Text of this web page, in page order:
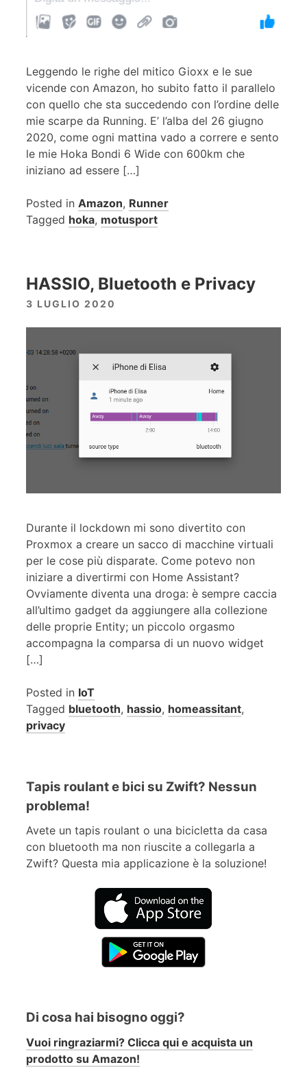
Leggendo le righe del mitico Gioxx e le sue
vicende con Amazon, ho subito fatto il parallelo
con quello che sta succedendo con l’ordine delle
mie scarpe da Running. E’ l’alba del 26 giugno
2020, come ogni mattina vado a correre e sento
le mie Hoka Bondi 6 Wide con 600km che
iniziano ad essere […]
Posted in Amazon, Runner
Tagged hoka, motusport
HASSIO, Bluetooth e Privacy
3 LUGLIO 2020
Durante il lockdown mi sono divertito con
Proxmox a creare un sacco di macchine virtuali
per le cose più disparate. Come potevo non
iniziare a divertirmi con Home Assistant?
Ovviamente diventa una droga: è sempre caccia
all’ultimo gadget da aggiungere alla collezione
delle proprie Entity; un piccolo orgasmo
accompagna la comparsa di un nuovo widget
[…]
Posted in IoT
Tagged bluetooth, hassio, homeassitant,
privacy
Tapis roulant e bici su Zwift? Nessun
problema!
Avete un tapis roulant o una bicicletta da casa
con bluetooth ma non riuscite a collegarla a
Zwift? Questa mia applicazione è la soluzione!
Di cosa hai bisogno oggi?
Vuoi ringraziarmi? Clicca qui e acquista un
prodotto su Amazon!